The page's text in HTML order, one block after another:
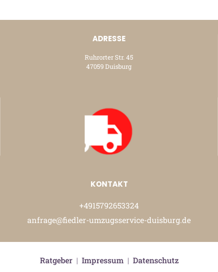
ADRESSE
Ruhrorter Str. 45
47059 Duisburg
KONTAKT
+4915792653324
anfrage@fiedler-umzugsservice-duisburg.de
Ratgeber| Impressum| Datenschutz